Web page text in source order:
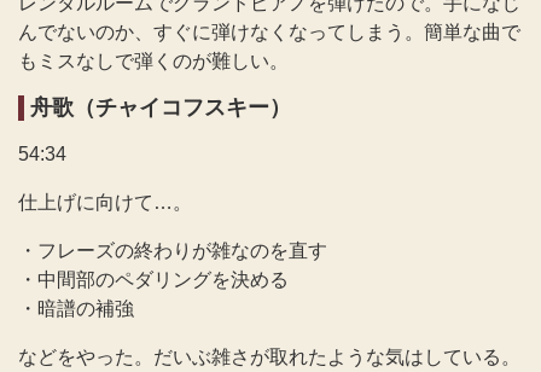
んでないのか、すぐに弾けなくなってしまう。簡単な曲で
もミスなしで弾くのが難しい。
舟歌（チャイコフスキー）
54:34
仕上げに向けて…。
・フレーズの終わりが雑なのを直す
・中間部のペダリングを決める
・暗譜の補強
などをやった。だいぶ雑さが取れたような気はしている。